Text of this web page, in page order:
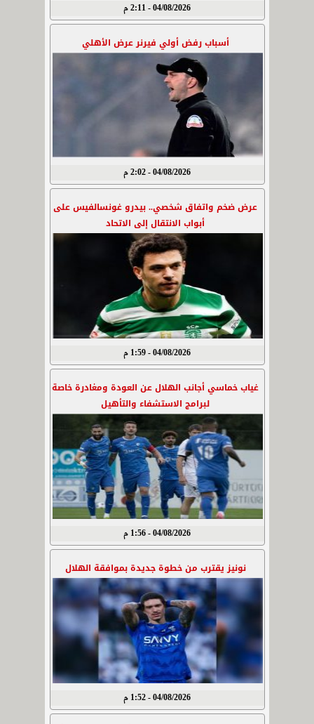
04/08/2026 - 2:11 م
أسباب رفض أولي فيرنر عرض الأهلي
04/08/2026 - 2:02 م
عرض ضخم واتفاق شخصي.. بيدرو غونسالفيس على
أبواب الانتقال إلى الاتحاد
04/08/2026 - 1:59 م
غياب خماسي أجانب الهلال عن العودة ومغادرة خاصة
لبرامج الاستشفاء والتأهيل
04/08/2026 - 1:56 م
نونيز يقترب من خطوة جديدة بموافقة الهلال
04/08/2026 - 1:52 م